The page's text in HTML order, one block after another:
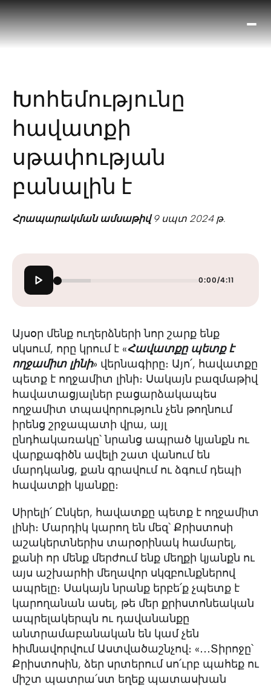
Խոհեմությունը
հավատքի
սթափության
բանալին է
Հրապարակման ամսաթիվ9 սպտ 2024 թ.
0:00/4:11
Այսօր մենք ուղերձների նոր շարք ենք
սկսում, որը կրում է «Հավատքը պետք է
ողջամիտ լինի» վերնագիրը։ Այո՛, հավատքը
պետք է ողջամիտ լինի։ Սակայն բազմաթիվ
հավատացյալներ բացարձակապես
ողջամիտ տպավորություն չեն թողնում
իրենց շրջապատի վրա, այլ
ընդհակառակը՝ նրանց ապրած կյանքն ու
վարքագիծն ավելի շատ վանում են
մարդկանց, քան գրավում ու ձգում դեպի
հավատքի կյանքը։
Սիրելի՛ Ընկեր, հավատքը պետք է ողջամիտ
լինի։ Մարդիկ կարող են մեզ՝ Քրիստոսի
աշակերտներիս տարօրինակ համարել,
քանի որ մենք մերժում ենք մեղքի կյանքն ու
այս աշխարհի մեղավոր սկզբունքներով
ապրելը։ Սակայն նրանք երբե՛ք չպետք է
կարողանան ասել, թե մեր քրիստոնեական
ապրելակերպն ու դավանանքը
անտրամաբանական են կամ չեն
հիմնավորվում Աստվածաշնչով։ «․․․Տիրոջը՝
Քրիստոսին, ձեր սրտերում սո՛ւրբ պահեք ու
միշտ պատրա՛ստ եղեք պատասխան